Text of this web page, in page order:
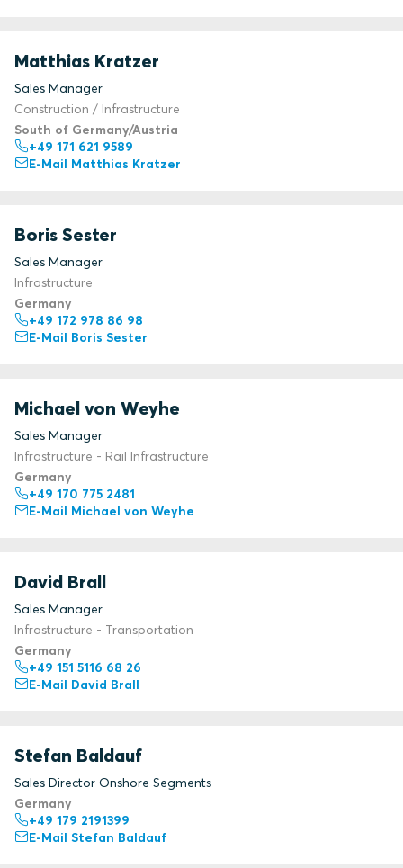
Matthias Kratzer
Sales Manager
Construction / Infrastructure
South of Germany/Austria
+49 171 621 9589
E-Mail Matthias Kratzer
Boris Sester
Sales Manager
Infrastructure
Germany
+49 172 978 86 98
E-Mail Boris Sester
Michael von Weyhe
Sales Manager
Infrastructure - Rail Infrastructure
Germany
+49 170 775 2481
E-Mail Michael von Weyhe
David Brall
Sales Manager
Infrastructure - Transportation
Germany
+49 151 5116 68 26
E-Mail David Brall
Stefan Baldauf
Sales Director Onshore Segments
Germany
+49 179 2191399
E-Mail Stefan Baldauf